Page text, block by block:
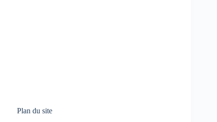
Plan du site